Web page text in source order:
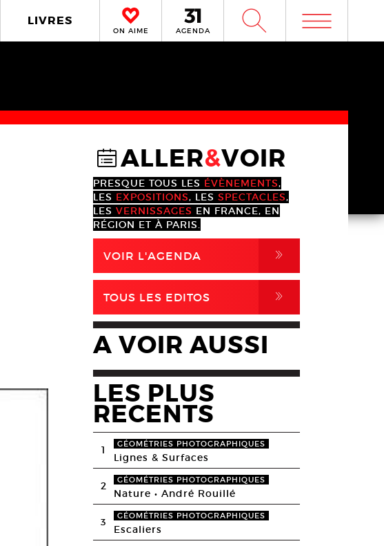
LIVRES
ON AIME AGENDA W m
@ALLER&VOIR
PRESQUE TOUS LES ÉVÈNEMENTS,
LES EXPOSITIONS, LES SPECTACLES,
LES VERNISSAGES EN FRANCE, EN
RÉGION ET À PARIS.
VOIR L'AGENDA ,
TOUS LES EDITOS ,
A VOIR AUSSI
LES PLUS
RECENTS
1 GÉOMÉTRIES PHOTOGRAPHIQUES
Lignes & Surfaces
2 GÉOMÉTRIES PHOTOGRAPHIQUES
Nature • André Rouillé
3 GÉOMÉTRIES PHOTOGRAPHIQUES
Escaliers